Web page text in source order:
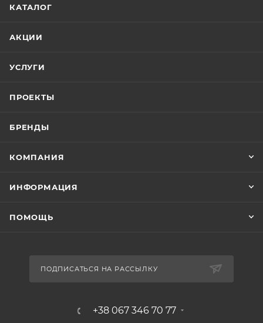
КАТАЛОГ
АКЦИИ
УСЛУГИ
ПРОЕКТЫ
БРЕНДЫ
КОМПАНИЯ
ИНФОРМАЦИЯ
ПОМОЩЬ
ПОДПИСАТЬСЯ НА РАССЫЛКУ
+38 067 346 70 77